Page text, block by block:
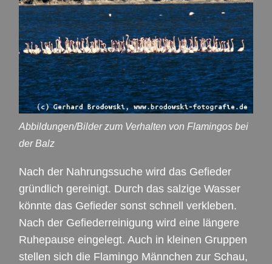
Abbildungen/Bilder zum Verhalten von Flamingos bei
der Balz
Nach der Nahrungssuche wird das Gefieder
gründlich gereinigt. Durch das salzige Wasser
könnte das Gefieder sonst schnell verkleben.
Nach der Gefiederreinigung wird eine längere
Ruhepause eingelegt. Auch in kleinen Gruppen
stellen sich die Flamingo Männchen zur Schau,